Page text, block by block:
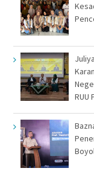
RUU